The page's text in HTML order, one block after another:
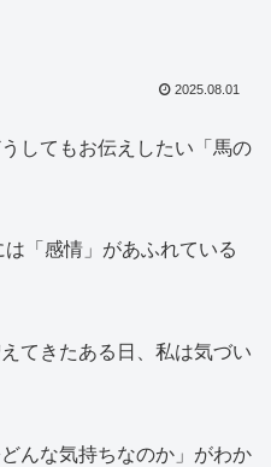
2025.08.01
してもお伝えしたい「馬の
「感情」があふれている
てきたある日、私は気づい
んな気持ちなのか」がわか